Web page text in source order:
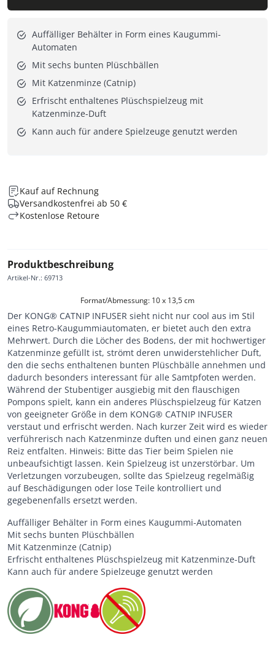
Auffälliger Behälter in Form eines Kaugummi-
Automaten
Mit sechs bunten Plüschbällen
Mit Katzenminze (Catnip)
Erfrischt enthaltenes Plüschspielzeug mit
Katzenminze-Duft
Kann auch für andere Spielzeuge genutzt werden
Kauf auf Rechnung
Versandkostenfrei ab 50 €
Kostenlose Retoure
Produktbeschreibung
Artikel-Nr.: 69713
Format/Abmessung: 10 x 13,5 cm
Der KONG® CATNIP INFUSER sieht nicht nur cool aus im Stil
eines Retro-Kaugummiautomaten, er bietet auch den extra
Mehrwert. Durch die Löcher des Bodens, der mit hochwertiger
Katzenminze gefüllt ist, strömt deren unwiderstehlicher Duft,
den die sechs enthaltenen bunten Plüschbälle annehmen und
dadurch besonders interessant für alle Samtpfoten werden.
Während der Stubentiger ausgiebig mit den flauschigen
Pompons spielt, kann ein anderes Plüschspielzeug für Katzen
von geeigneter Größe in dem KONG® CATNIP INFUSER
verstaut und erfrischt werden. Nach kurzer Zeit wird es wieder
verführerisch nach Katzenminze duften und einen ganz neuen
Reiz entfalten. Hinweis: Bitte das Tier beim Spielen nie
unbeaufsichtigt lassen. Kein Spielzeug ist unzerstörbar. Um
Verletzungen vorzubeugen, sollte das Spielzeug regelmäßig
auf Beschädigungen oder lose Teile kontrolliert und
gegebenenfalls ersetzt werden.
Auffälliger Behälter in Form eines Kaugummi-Automaten
Mit sechs bunten Plüschbällen
Mit Katzenminze (Catnip)
Erfrischt enthaltenes Plüschspielzeug mit Katzenminze-Duft
Kann auch für andere Spielzeuge genutzt werden